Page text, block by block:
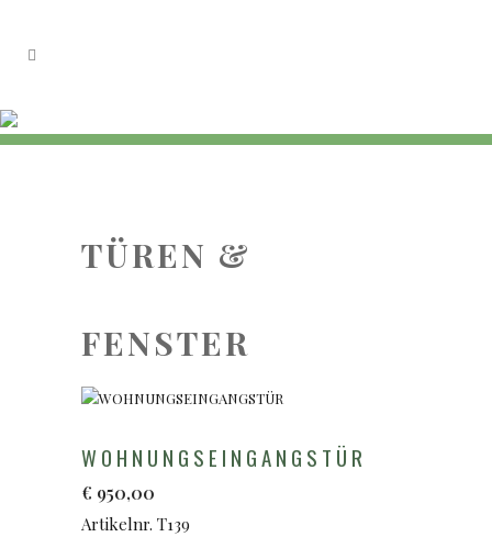
TÜREN &
FENSTER
WOHNUNGSEINGANGSTÜR
€ 950,00
Artikelnr. T139